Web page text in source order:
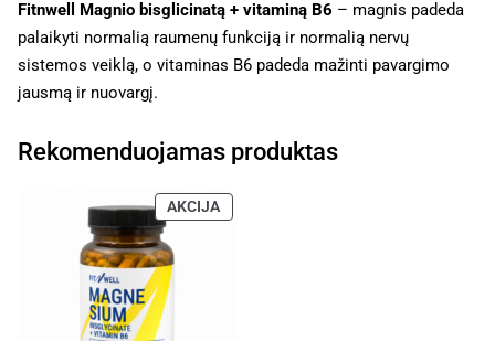
Fitnwell Magnio bisglicinatą + vitaminą B6 – magnis padeda
palaikyti normalią raumenų funkciją ir normalią nervų
sistemos veiklą, o vitaminas B6 padeda mažinti pavargimo
jausmą ir nuovargį.
Rekomenduojamas produktas
AKCIJA